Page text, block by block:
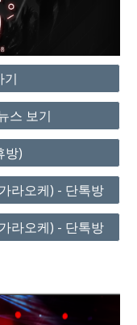
기
스 보기
방)
라오케) - 단톡방
라오케) - 단톡방